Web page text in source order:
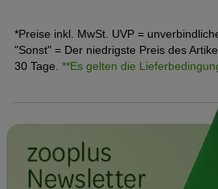
*Preise inkl. MwSt. UVP =
"Sonst" = Der niedrigste Preis des
30 Tage. **Es gelten die